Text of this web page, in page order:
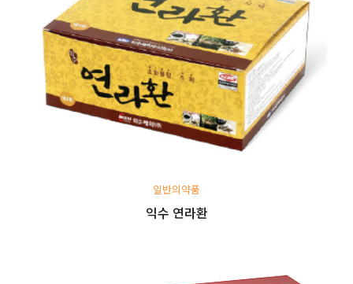
일반의약품
익수 연라환